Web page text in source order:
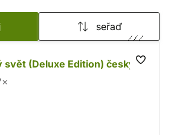
využití.
seřaď
svět (Deluxe Edition) česky